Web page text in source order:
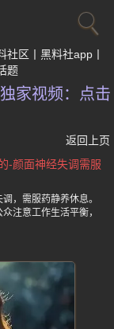
社区
黑料社app
题
家视频：点击
返回上页
-颜面神经失调需服
，需服药静养休息。
注意工作生活平衡，